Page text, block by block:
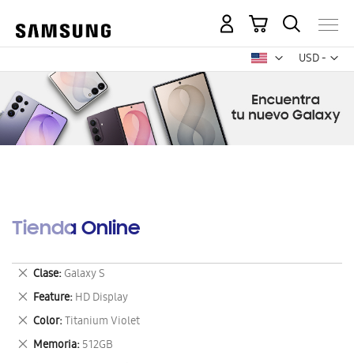
USD -
dólar
Mi carrito
Tienda Online
Clase Galaxy S
Eliminar
este
artículo
Feature HD Display
Eliminar
este
artículo
Color Titanium Violet
Eliminar
este
artículo
Memoria 512GB
Eliminar